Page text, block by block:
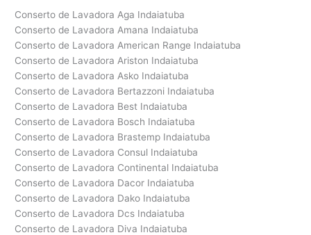
Conserto de Lavadora Aga Indaiatuba
Conserto de Lavadora Amana Indaiatuba
Conserto de Lavadora American Range Indaiatuba
Conserto de Lavadora Ariston Indaiatuba
Conserto de Lavadora Asko Indaiatuba
Conserto de Lavadora Bertazzoni Indaiatuba
Conserto de Lavadora Best Indaiatuba
Conserto de Lavadora Bosch Indaiatuba
Conserto de Lavadora Brastemp Indaiatuba
Conserto de Lavadora Consul Indaiatuba
Conserto de Lavadora Continental Indaiatuba
Conserto de Lavadora Dacor Indaiatuba
Conserto de Lavadora Dako Indaiatuba
Conserto de Lavadora Dcs Indaiatuba
Conserto de Lavadora Diva Indaiatuba